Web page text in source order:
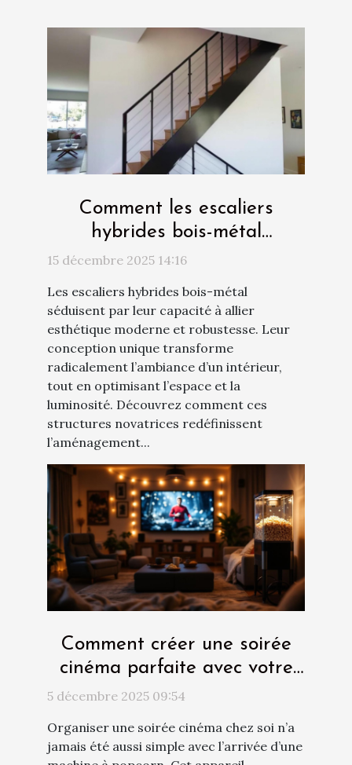
Comment les escaliers
hybrides bois-métal
transforment-ils votre
15 décembre 2025 14:16
Les escaliers hybrides bois-métal
séduisent par leur capacité à allier
esthétique moderne et robustesse. Leur
conception unique transforme
radicalement l’ambiance d’un intérieur,
tout en optimisant l’espace et la
luminosité. Découvrez comment ces
structures novatrices redéfinissent
l’aménagement...
Comment créer une soirée
cinéma parfaite avec votre
nouvelle machine à popcorn
5 décembre 2025 09:54
Organiser une soirée cinéma chez soi n’a
jamais été aussi simple avec l’arrivée d’une